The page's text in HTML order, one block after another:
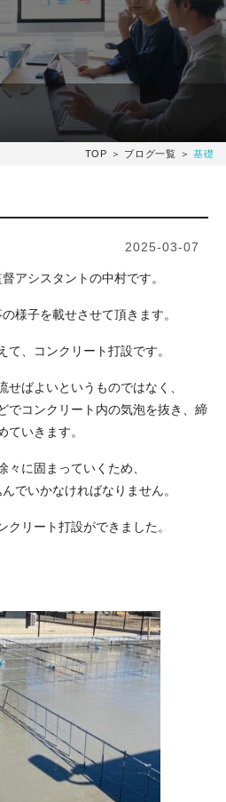
TOP ＞ ブログ一覧 ＞基礎
2025-03-07
アシスタントの中村です。
様子を載せさせて頂きます。
て、コンクリート打設です。
せばよいというものではなく、
でコンクリート内の気泡を抜き、締
ていきます。
々に固まっていくため、
でいかなければなりません。
クリート打設ができました。